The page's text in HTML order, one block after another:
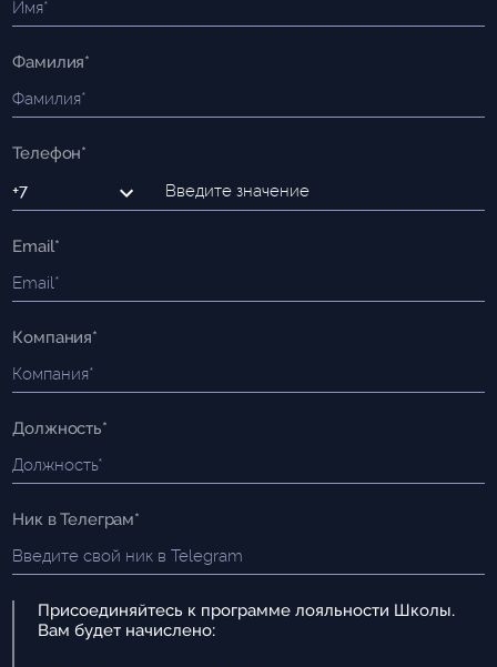
Фамилия*
Телефон*
Email*
Компания*
Должность*
Ник в Телеграм*
Присоединяйтесь к программе лояльности Школы.
Вам будет начислено: